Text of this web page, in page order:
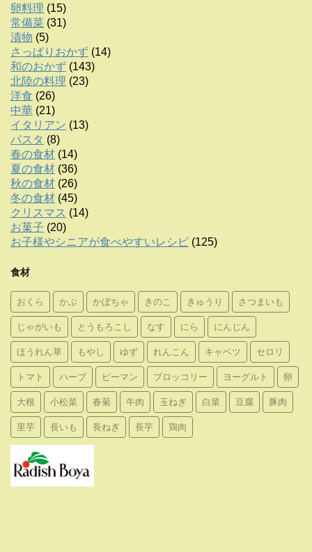
卵料理 (15)
常備菜 (31)
漬物 (5)
さっぱりおかず (14)
和のおかず (143)
北陸の料理 (23)
洋食 (26)
中華 (21)
イタリアン (13)
パスタ (8)
春の食材 (14)
夏の食材 (36)
秋の食材 (26)
冬の食材 (45)
クリスマス (14)
お菓子 (20)
お子様やシニアが食べやすいレシピ (125)
食材
おくら かぶ かぼちゃ きのこ きゅうり さつまいも
じゃがいも とうもろこし なす にら にんじん
ほうれん草 もやし ゆず れんこん キャベツ セロリ
トマト ハーブ ピーマン ブロッコリー ヨーグルト 卵
大根 小松菜 春菊 牛肉 玉ねぎ 白菜 豆腐 豚肉
里芋 長いも 長ねぎ 長芋 鶏肉